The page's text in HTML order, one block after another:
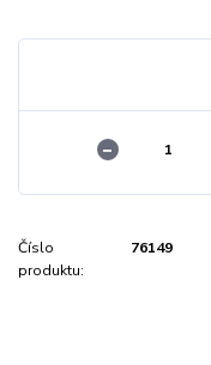
Číslo
produktu:
76149